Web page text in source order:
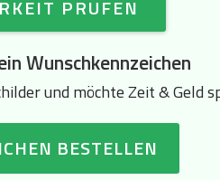
PRÜFEN
Wunschkennzeichen
und möchte Zeit & Geld
BESTELLEN